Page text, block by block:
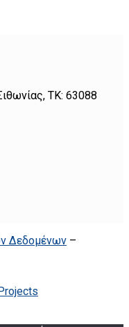
ΤΚ: 63088
Δεδομένων –